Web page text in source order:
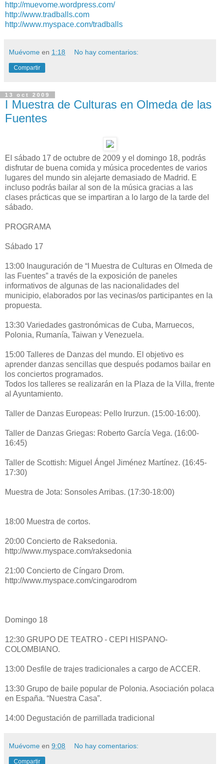
http://muevome.wordpress.com/
http://www.tradballs.com
http://www.myspace.com/tradballs
Muévome en 1:18 No hay comentarios:
Compartir
13 oct 2009
I Muestra de Culturas en Olmeda de las
Fuentes
El sábado 17 de octubre de 2009 y el domingo 18, podrás
disfrutar de buena comida y música procedentes de varios
lugares del mundo sin alejarte demasiado de Madrid. E
incluso podrás bailar al son de la música gracias a las
clases prácticas que se impartiran a lo largo de la tarde del
sábado.
PROGRAMA
Sábado 17
13:00 Inauguración de “I Muestra de Culturas en Olmeda de
las Fuentes” a través de la exposición de paneles
informativos de algunas de las nacionalidades del
municipio, elaborados por las vecinas/os participantes en la
propuesta.
13:30 Variedades gastronómicas de Cuba, Marruecos,
Polonia, Rumanía, Taiwan y Venezuela.
15:00 Talleres de Danzas del mundo. El objetivo es
aprender danzas sencillas que después podamos bailar en
los conciertos programados.
Todos los talleres se realizarán en la Plaza de la Villa, frente
al Ayuntamiento.
Taller de Danzas Europeas: Pello Irurzun. (15:00-16:00).
Taller de Danzas Griegas: Roberto García Vega. (16:00-
16:45)
Taller de Scottish: Miguel Ángel Jiménez Martínez. (16:45-
17:30)
Muestra de Jota: Sonsoles Arribas. (17:30-18:00)
18:00 Muestra de cortos.
20:00 Concierto de Raksedonia.
http://www.myspace.com/raksedonia
21:00 Concierto de Cíngaro Drom.
http://www.myspace.com/cingarodrom
Domingo 18
12:30 GRUPO DE TEATRO - CEPI HISPANO-
COLOMBIANO.
13:00 Desfile de trajes tradicionales a cargo de ACCER.
13:30 Grupo de baile popular de Polonia. Asociación polaca
en España. “Nuestra Casa”.
14:00 Degustación de parrillada tradicional
Muévome en 9:08 No hay comentarios:
Compartir